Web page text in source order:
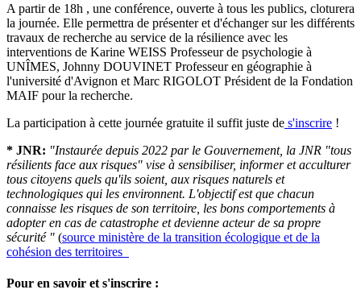
A partir de 18h , une conférence, ouverte à tous les publics, cloturera
la journée. Elle permettra de présenter et d'échanger sur les différents
travaux de recherche au service de la résilience avec les
interventions de Karine WEISS Professeur de psychologie à
UNÎMES, Johnny DOUVINET Professeur en géographie à
l'université d'Avignon et Marc RIGOLOT Président de la Fondation
MAIF pour la recherche.
La participation à cette journée gratuite il suffit juste de s'inscrire !
* JNR: "Instaurée depuis 2022 par le Gouvernement, la JNR "tous
résilients face aux risques" vise à sensibiliser, informer et acculturer
tous citoyens quels qu'ils soient, aux risques naturels et
technologiques qui les environnent. L'objectif est que chacun
connaisse les risques de son territoire, les bons comportements à
adopter en cas de catastrophe et devienne acteur de sa propre
sécurité " (source ministère de la transition écologique et de la
cohésion des territoires
Pour en savoir et s'inscrire :